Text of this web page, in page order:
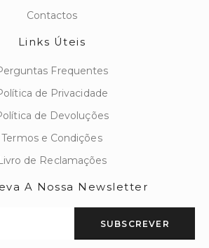
Contactos
Links Úteis
Frequentes
de Privacidade
de Devoluções
Termos e Condições
de Reclamações
A Nossa Newsletter
SUBSCREVER